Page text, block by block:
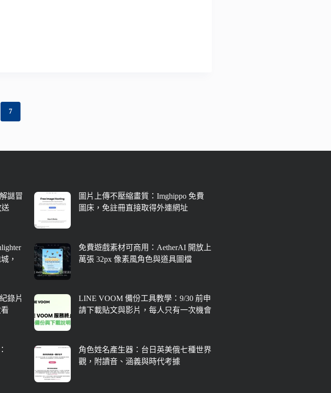
7
謎冒
送
圖片上傳不壓縮畫質：Imghippo 免費
圖床，免註冊直接取得外連網址
，
免費遊戲素材可商用：AetherAI 開放上
萬張 32px 像素風角色與道具圖檔
錄片
LINE VOOM 備份工具教學：9/30 前申
請下載貼文與影片，每人只有一次機會
角色姓名產生器：台日英美俄七種世界
觀，附讀音、涵義與時代考據